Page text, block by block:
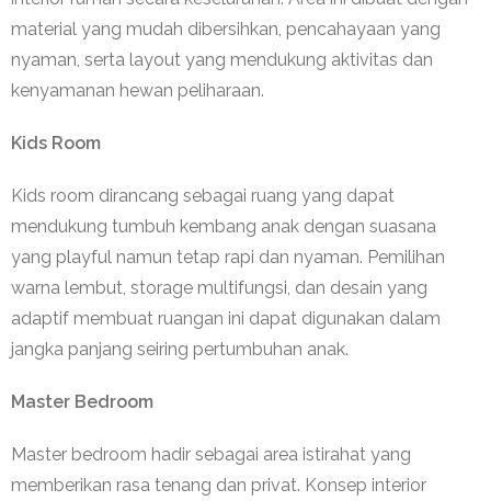
material yang mudah dibersihkan, pencahayaan yang
nyaman, serta layout yang mendukung aktivitas dan
kenyamanan hewan peliharaan.
Kids Room
Kids room dirancang sebagai ruang yang dapat
mendukung tumbuh kembang anak dengan suasana
yang playful namun tetap rapi dan nyaman. Pemilihan
warna lembut, storage multifungsi, dan desain yang
adaptif membuat ruangan ini dapat digunakan dalam
jangka panjang seiring pertumbuhan anak.
Master Bedroom
Master bedroom hadir sebagai area istirahat yang
memberikan rasa tenang dan privat. Konsep interior